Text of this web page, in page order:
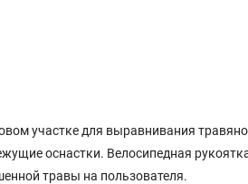
участке для выравнивания
оснастки. Велосипедная
травы на пользователя.